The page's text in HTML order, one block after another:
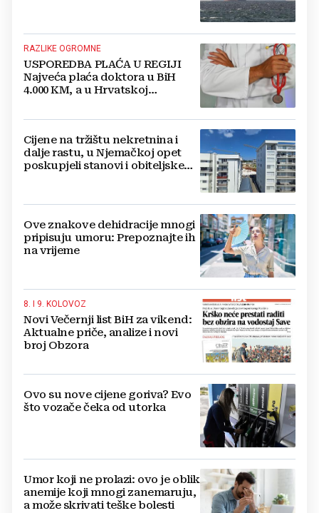
RAZLIKE OGROMNE
USPOREDBA PLAĆA U REGIJI
Najveća plaća doktora u BiH
4.000 KM, a u Hrvatskoj
Cijene na tržištu nekretnina i
dalje rastu, u Njemačkoj opet
poskupjeli stanovi i obiteljske
Ove znakove dehidracije mnogi
pripisuju umoru: Prepoznajte ih
na vrijeme
8. I 9. KOLOVOZ
Novi Večernji list BiH za vikend:
Aktualne priče, analize i novi
broj Obzora
Ovo su nove cijene goriva? Evo
što vozače čeka od utorka
Umor koji ne prolazi: ovo je oblik
anemije koji mnogi zanemaruju,
a može skrivati teške bolesti